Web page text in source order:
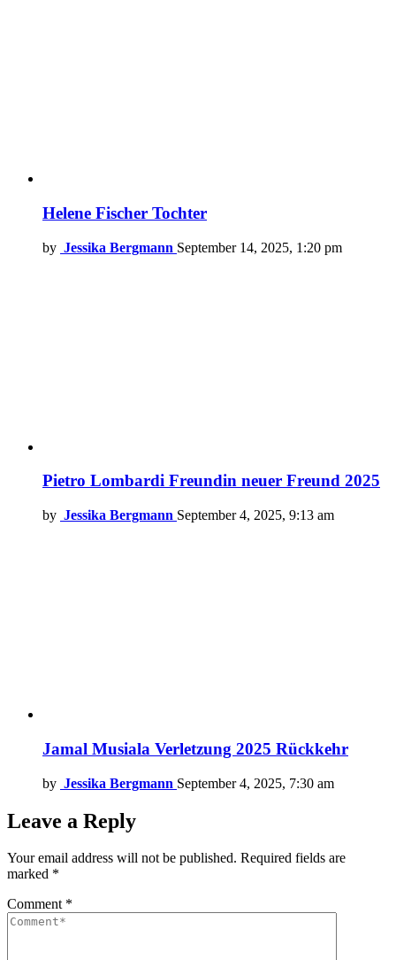
Helene Fischer Tochter
by Jessika Bergmann September 14, 2025, 1:20 pm
Pietro Lombardi Freundin neuer Freund 2025
by Jessika Bergmann September 4, 2025, 9:13 am
Jamal Musiala Verletzung 2025 Rückkehr
by Jessika Bergmann September 4, 2025, 7:30 am
Leave a Reply
Your email address will not be published. Required fields are
marked *
Comment *